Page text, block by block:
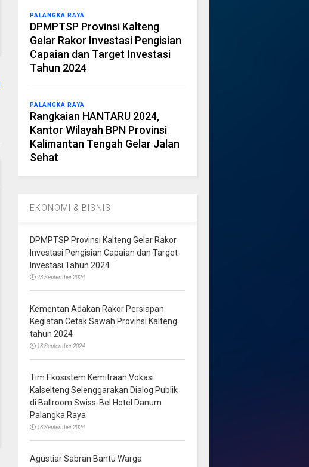
PALANGKA RAYA
DPMPTSP Provinsi Kalteng
Gelar Rakor Investasi Pengisian
Capaian dan Target Investasi
Tahun 2024
PALANGKA RAYA
Rangkaian HANTARU 2024,
Kantor Wilayah BPN Provinsi
Kalimantan Tengah Gelar Jalan
Sehat
EKONOMI & BISNIS
DPMPTSP Provinsi Kalteng Gelar Rakor
Investasi Pengisian Capaian dan Target
Investasi Tahun 2024
23 September 2024
Kementan Adakan Rakor Persiapan
Kegiatan Cetak Sawah Provinsi Kalteng
tahun 2024
18 September 2024
Tim Ekosistem Kemitraan Vokasi
Kalselteng Selenggarakan Dialog Publik
di Ballroom Swiss-Bel Hotel Danum
Palangka Raya
18 September 2024
Agustiar Sabran Bantu Warga